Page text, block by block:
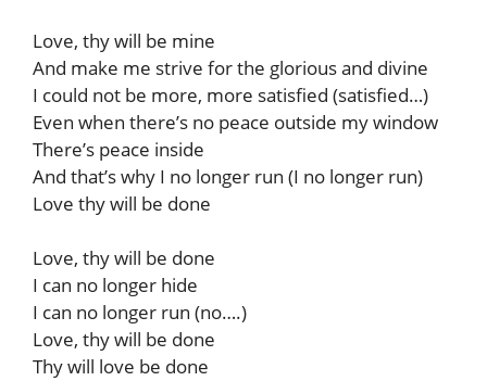
Love, thy will be mine
And make me strive for the glorious and divine
I could not be more, more satisfied (satisfied…)
Even when there’s no peace outside my window
There’s peace inside
And that’s why I no longer run (I no longer run)
Love thy will be done
Love, thy will be done
I can no longer hide
I can no longer run (no….)
Love, thy will be done
Thy will love be done